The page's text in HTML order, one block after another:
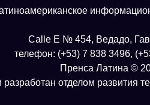
Calle E № 454, Ведадо,
телефон: (+53) 7 838 3496,
Пренса Латина ©
отделом развития